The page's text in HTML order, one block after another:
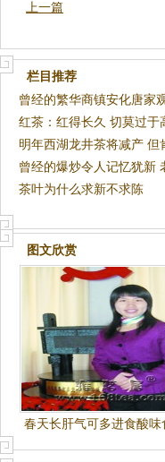
上一篇
栏目推荐
曾经的繁华商镇安化唐家
红茶：红得长久 切莫过于
明年西湖龙井茶将减产 但
曾经的爆炒令人记忆犹新
茶叶为什么求新不求陈
图文欣赏
春天长肝气可多进食酸味